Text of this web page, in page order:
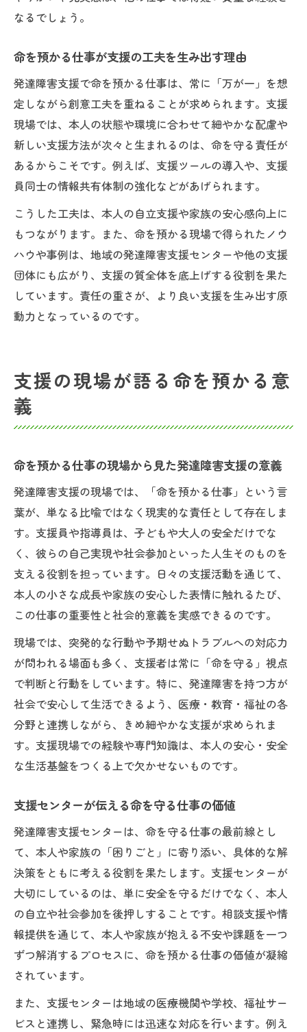
なるでしょう。
命を預かる仕事が支援の工夫を生み出す理由
発達障害支援で命を預かる仕事は、常に「万が一」を想
定しながら創意工夫を重ねることが求められます。支援
現場では、本人の状態や環境に合わせて細やかな配慮や
新しい支援方法が次々と生まれるのは、命を守る責任が
あるからこそです。例えば、支援ツールの導入や、支援
員同士の情報共有体制の強化などがあげられます。
こうした工夫は、本人の自立支援や家族の安心感向上に
もつながります。また、命を預かる現場で得られたノウ
ハウや事例は、地域の発達障害支援センターや他の支援
団体にも広がり、支援の質全体を底上げする役割を果た
しています。責任の重さが、より良い支援を生み出す原
動力となっているのです。
支援の現場が語る命を預かる意
義
命を預かる仕事の現場から見た発達障害支援の意義
発達障害支援の現場では、「命を預かる仕事」という言
葉が、単なる比喩ではなく現実的な責任として存在しま
す。支援員や指導員は、子どもや大人の安全だけでな
く、彼らの自己実現や社会参加といった人生そのものを
支える役割を担っています。日々の支援活動を通じて、
本人の小さな成長や家族の安心した表情に触れるたび、
この仕事の重要性と社会的意義を実感できるのです。
現場では、突発的な行動や予期せぬトラブルへの対応力
が問われる場面も多く、支援者は常に「命を守る」視点
で判断と行動をしています。特に、発達障害を持つ方が
社会で安心して生活できるよう、医療・教育・福祉の各
分野と連携しながら、きめ細やかな支援が求められま
す。支援現場での経験や専門知識は、本人の安心・安全
な生活基盤をつくる上で欠かせないものです。
支援センターが伝える命を守る仕事の価値
発達障害支援センターは、命を守る仕事の最前線とし
て、本人や家族の「困りごと」に寄り添い、具体的な解
決策をともに考える役割を果たします。支援センターが
大切にしているのは、単に安全を守るだけでなく、本人
の自立や社会参加を後押しすることです。相談支援や情
報提供を通じて、本人や家族が抱える不安や課題を一つ
ずつ解消するプロセスに、命を預かる仕事の価値が凝縮
されています。
また、支援センターは地域の医療機関や学校、福祉サー
ビスと連携し、緊急時には迅速な対応を行います。例え